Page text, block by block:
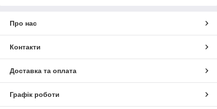
Про нас
Контакти
Доставка та оплата
Графік роботи